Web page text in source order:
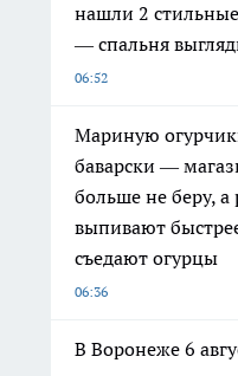
нашли 2
— спальня
06:52
Мариную
баварски —
больше не беру, а
выпивают
съедают огурцы
06:36
В Воронеже 6